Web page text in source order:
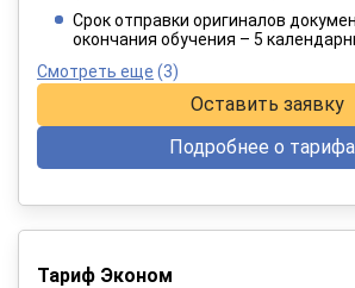
При оплате в рассрочку на
Срок отправки оригиналов
окончания обучения – 5
Смотреть еще (3)
Оставить заявку
Подробнее о
Тариф Эконом